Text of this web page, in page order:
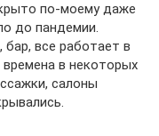
по-моему даже
до пандемии.
все работает в
в некоторых
салоны